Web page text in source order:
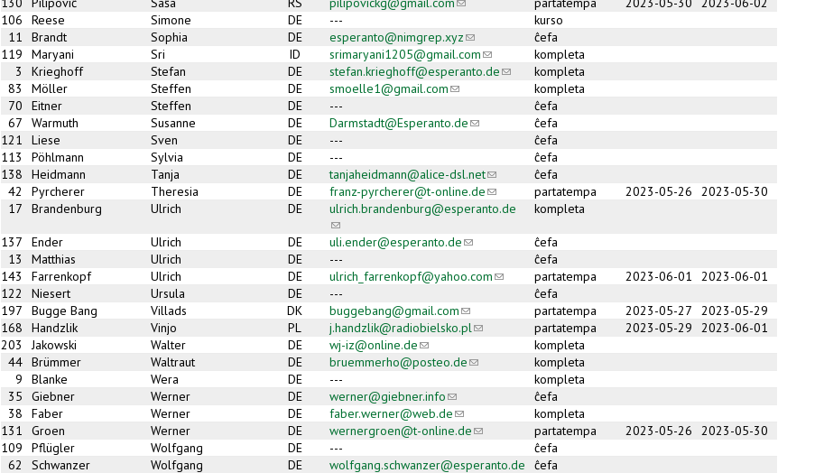
106
Reese Simone DE ---
kurso
11
Brandt Sophia DE esperanto@nimgrep.xyz(link sends e-mail)
ĉefa
119
Maryani Sri ID srimaryani1205@gmail.com(link sends e-mail)
kompleta
3
Krieghoff Stefan DE stefan.krieghoff@esperanto.de(link sends e-mail)
kompleta
83
Möller Steffen DE smoelle1@gmail.com(link sends e-mail)kompleta
70
Eitner Steffen DE ---
ĉefa
67
Warmuth Susanne DE Darmstadt@Esperanto.de(link sends e-mail)
ĉefa
121
Liese Sven DE ---
ĉefa
113
Pöhlmann Sylvia DE ---
ĉefa
138
Heidmann Tanja DE tanjaheidmann@alice-dsl.net(link sends e-mail)
ĉefa
42
Pyrcherer Theresia DE franz-pyrcherer@t-online.de(link sends e-mail)
partatempa 2023-05-26
2023-05-30
17
Brandenburg Ulrich DE
ulrich.brandenburg@esperanto.de
(link sends e-mail)
kompleta
137 Ender Ulrich DE uli.ender@esperanto.de(link sends e-mail)
ĉefa
13
Matthias Ulrich DE ---
ĉefa
143
Farrenkopf Ulrich DE ulrich_farrenkopf@yahoo.com(link sends e-mail)
partatempa 2023-06-01
2023-06-01
122
Niesert Ursula DE ---
ĉefa
197
Bugge Bang Villads DK buggebang@gmail.com(link sends e-mail)partatempa 2023-05-27
2023-05-29
168
Handzlik Vinjo PL j.handzlik@radiobielsko.pl(link sends e-mail)
partatempa 2023-05-29
2023-06-01
203
Jakowski Walter DE wj-iz@online.de(link sends e-mail)
kompleta
44 Brümmer Waltraut DE bruemmerho@posteo.de(link sends e-mail)
kompleta
9
Blanke Wera DE ---
kompleta
35
Giebner Werner DE werner@giebner.info(link sends e-mail)ĉefa
38
Faber Werner DE faber.werner@web.de(link sends e-mail)kompleta
131
Groen Werner DE wernergroen@t-online.de(link sends e-mail)
partatempa 2023-05-26
2023-05-30
109
Pflügler Wolfgang DE ---
ĉefa
62
Schwanzer Wolfgang DE
wolfgang.schwanzer@esperanto.de
ĉefa